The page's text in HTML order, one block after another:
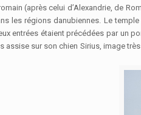
(après celui d’Alexandrie, de
les régions danubiennes. Le
entrées étaient précédées par un
assise sur son chien Sirius, image